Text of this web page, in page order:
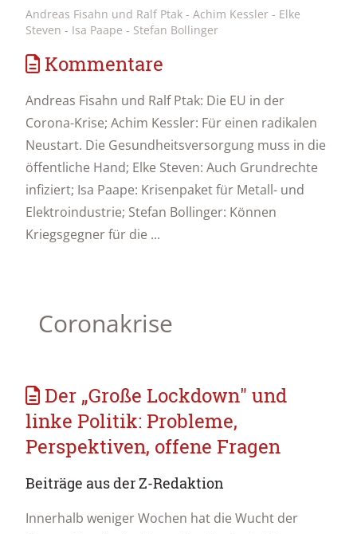
Andreas Fisahn und Ralf Ptak - Achim Kessler - Elke
Steven - Isa Paape - Stefan Bollinger
Kommentare
Andreas Fisahn und Ralf Ptak: Die EU in der
Corona-Krise; Achim Kessler: Für einen radikalen
Neustart. Die Gesundheitsversorgung muss in die
öffentliche Hand; Elke Steven: Auch Grundrechte
infiziert; Isa Paape: Krisenpaket für Metall- und
Elektroindustrie; Stefan Bollinger: Können
Kriegsgegner für die ...
Coronakrise
Der „Große Lockdown" und
linke Politik: Probleme,
Perspektiven, offene Fragen
Beiträge aus der Z-Redaktion
Innerhalb weniger Wochen hat die Wucht der